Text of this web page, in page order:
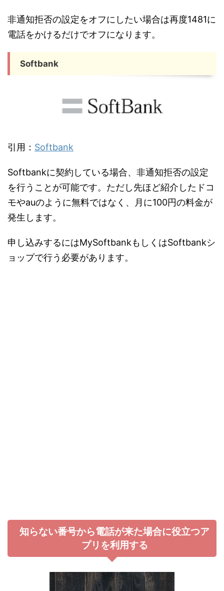
非通知拒否の設定をオフにしたい場合は再度1481に
電話をかけるだけでオフになります。
Softbank
引用： Softbank
Softbankに契約している場合、非通知拒否の設定
を行うことが可能です。ただし先ほど紹介したドコ
モやauのように無料ではなく、月に100円の料金が
発生します。
申し込みするにはMySoftbankもしくはSoftbankシ
ョップで行う必要があります。
知らない番号から電話が来た場合に役立つア
プリを利用する